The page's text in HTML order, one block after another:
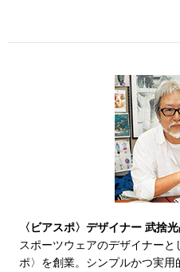
セイコー〉マウリッツハイス美術
ルメールオマージュウオッチ
〈ビアスポ〉デザイナー 武捨
スポーツウェアのデザイナー
ポ〉を創業。シンプルかつ実